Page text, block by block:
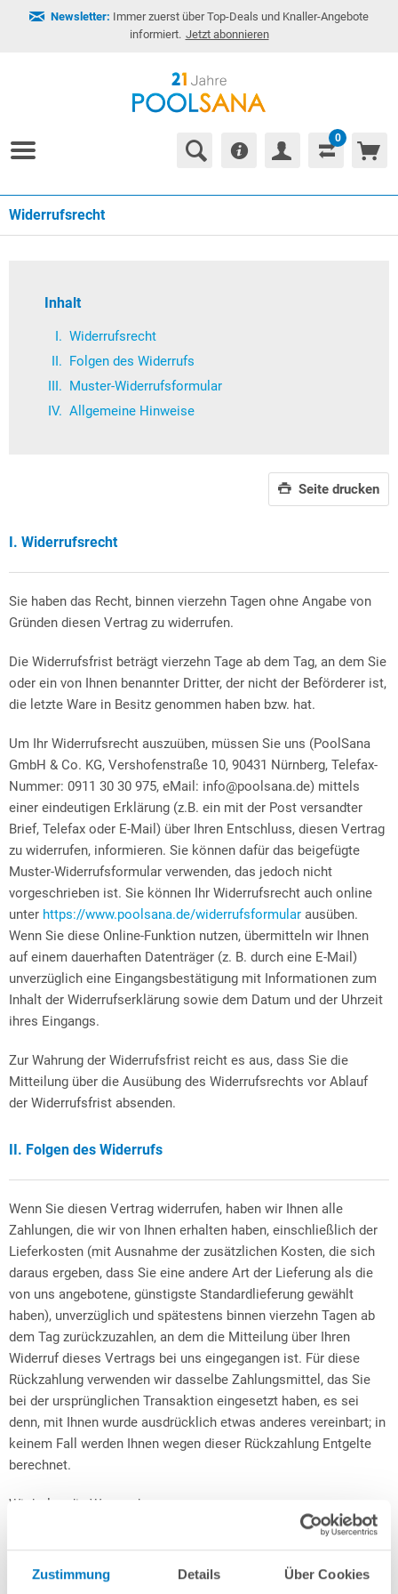
Zustimmung Details Über Cookies
Newsletter: Immer zuerst über Top-Deals und Knaller-Angebote
informiert. Jetzt abonnieren
0
Widerrufsrecht
Inhalt
Widerrufsrecht
Folgen des Widerrufs
Muster-Widerrufsformular
Allgemeine Hinweise
Seite drucken
I. Widerrufsrecht
Sie haben das Recht, binnen vierzehn Tagen ohne Angabe von
Gründen diesen Vertrag zu widerrufen.
Die Widerrufsfrist beträgt vierzehn Tage ab dem Tag, an dem Sie
oder ein von Ihnen benannter Dritter, der nicht der Beförderer ist,
die letzte Ware in Besitz genommen haben bzw. hat.
Um Ihr Widerrufsrecht auszuüben, müssen Sie uns (PoolSana
GmbH & Co. KG, Vershofenstraße 10, 90431 Nürnberg, Telefax-
Nummer: 0911 30 30 975, eMail: info@poolsana.de) mittels
einer eindeutigen Erklärung (z.B. ein mit der Post versandter
Brief, Telefax oder E-Mail) über Ihren Entschluss, diesen Vertrag
zu widerrufen, informieren. Sie können dafür das beigefügte
Muster-Widerrufsformular verwenden, das jedoch nicht
vorgeschrieben ist. Sie können Ihr Widerrufsrecht auch online
unter https://www.poolsana.de/widerrufsformular ausüben.
Wenn Sie diese Online-Funktion nutzen, übermitteln wir Ihnen
auf einem dauerhaften Datenträger (z. B. durch eine E-Mail)
unverzüglich eine Eingangsbestätigung mit Informationen zum
Inhalt der Widerrufserklärung sowie dem Datum und der Uhrzeit
ihres Eingangs.
Zur Wahrung der Widerrufsfrist reicht es aus, dass Sie die
Mitteilung über die Ausübung des Widerrufsrechts vor Ablauf
der Widerrufsfrist absenden.
II. Folgen des Widerrufs
Wenn Sie diesen Vertrag widerrufen, haben wir Ihnen alle
Zahlungen, die wir von Ihnen erhalten haben, einschließlich der
Lieferkosten (mit Ausnahme der zusätzlichen Kosten, die sich
daraus ergeben, dass Sie eine andere Art der Lieferung als die
von uns angebotene, günstigste Standardlieferung gewählt
haben), unverzüglich und spätestens binnen vierzehn Tagen ab
dem Tag zurückzuzahlen, an dem die Mitteilung über Ihren
Widerruf dieses Vertrags bei uns eingegangen ist. Für diese
Rückzahlung verwenden wir dasselbe Zahlungsmittel, das Sie
bei der ursprünglichen Transaktion eingesetzt haben, es sei
denn, mit Ihnen wurde ausdrücklich etwas anderes vereinbart; in
keinem Fall werden Ihnen wegen dieser Rückzahlung Entgelte
berechnet.
Wir holen die Waren ab.
Sie müssen für einen etwaigen Wertverlust der Waren nur